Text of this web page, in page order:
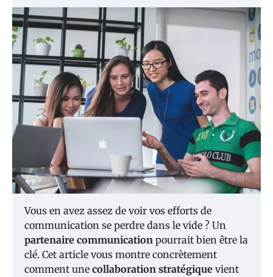
Vous en avez assez de voir vos efforts de
communication se perdre dans le vide ? Un
partenaire communication pourrait bien être la
clé. Cet article vous montre concrètement
comment une collaboration stratégique vient